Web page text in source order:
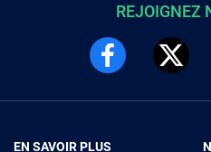
REJOIGNEZ
EN SAVOIR PLUS